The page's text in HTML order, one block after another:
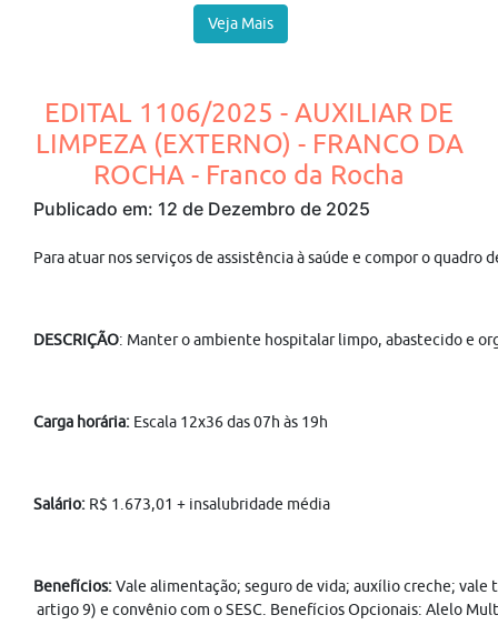
Veja Mais
EDITAL 1106/2025 - AUXILIAR DE
LIMPEZA (EXTERNO) - FRANCO DA
ROCHA - Franco da Rocha
Publicado em: 12 de Dezembro de 2025
Para atuar nos serviços de assistência à saúde e compor o quadro
DESCRIÇÃO: Manter o ambiente hospitalar limpo, abastecido e
Carga horária: Escala 12x36 das 07h às 19h
Salário: R$ 1.673,01 + insalubridade média
Benefícios:Vale alimentação; seguro de vida; auxílio creche;
artigo 9) e convênio com o SESC. Benefícios Opcionais: Alelo